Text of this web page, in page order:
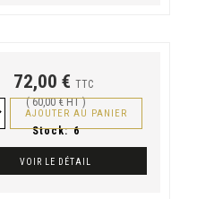
72,00 € TTC
( 60,00 € HT )
Stock: 6
AJOUTER AU PANIER
VOIR LE DÉTAIL